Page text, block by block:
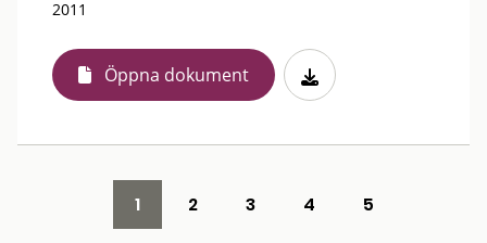
2011
Öppna dokument
1 2 3 4 5